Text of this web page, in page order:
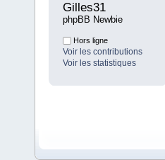
Gilles31
phpBB Newbie
Hors ligne
Voir les contributions
Voir les statistiques